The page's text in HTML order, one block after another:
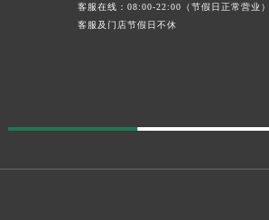
客服在线：08:00-22:00（节假日正常营业）
客服及门店节假日不休